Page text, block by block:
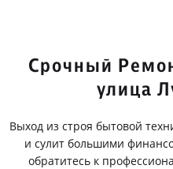
Срочный
улица
Выход из строя бытовой
и сулит большими
обратитесь к